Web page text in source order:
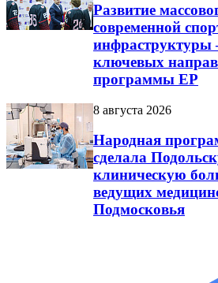
Развитие
современной
инфраструктуры
ключевых
программы ЕР
8 августа 2026
Народная
сделала
клиническую
ведущих
Подмосковья